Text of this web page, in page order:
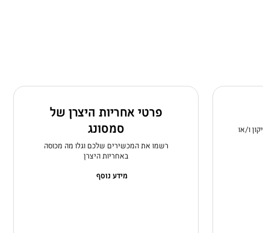
ו/או
פרטי אחריות היצרן של
סמסונג
רשמו את המכשירים שלכם וגלו מה מכוסה
באחריות היצרן
מידע נוסף